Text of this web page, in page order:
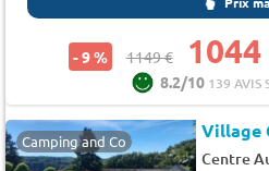
- 9 % 1149 € 1044
8.2/10 139 AVIS
Camping and Co Village
Centre